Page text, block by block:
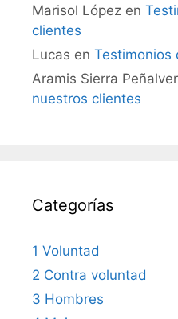
Marisol López en
clientes
Lucas en Testimonios
Aramis Sierra Peñalver
nuestros clientes
Categorías
1 Voluntad
2 Contra voluntad
3 Hombres